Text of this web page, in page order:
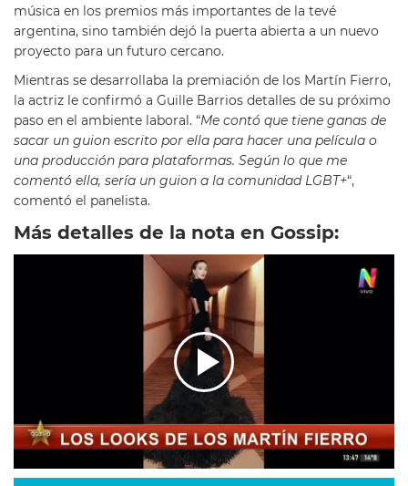
música en los premios más importantes de la tevé
argentina, sino también dejó la puerta abierta a un nuevo
proyecto para un futuro cercano.
Mientras se desarrollaba la premiación de los Martín Fierro,
la actriz le confirmó a Guille Barrios detalles de su próximo
paso en el ambiente laboral. “Me contó que tiene ganas de
sacar un guion escrito por ella para hacer una película o
una producción para plataformas. Según lo que me
comentó ella, sería un guion a la comunidad LGBT+“,
comentó el panelista.
Más detalles de la nota en Gossip: